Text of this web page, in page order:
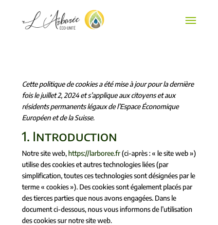
Cette politique de cookies a été mise à jour pour la dernière
fois le juillet 2, 2024 et s’applique aux citoyens et aux
résidents permanents légaux de l’Espace Économique
Européen et de la Suisse.
1. Introduction
Notre site web, https://larboree.fr(ci-après : « le site web »)
utilise des cookies et autres technologies liées (par
simplification, toutes ces technologies sont désignées par le
terme « cookies »). Des cookies sont également placés par
des tierces parties que nous avons engagées. Dans le
document ci-dessous, nous vous informons de l’utilisation
des cookies sur notre site web.